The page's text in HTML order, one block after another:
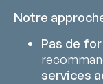
Notre
Pas de
services